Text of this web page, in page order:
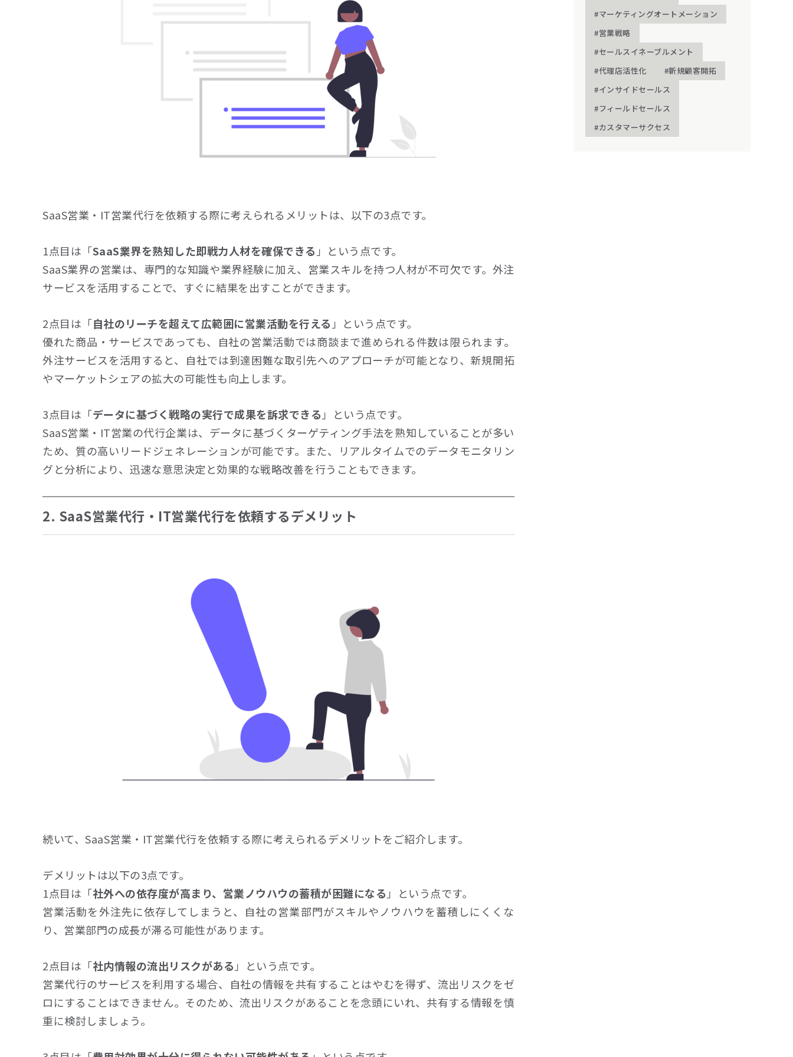
SaaS営業・IT営業代行を依頼する際に考えられるメリットは、以下の3点です。
1点目は「SaaS業界を熟知した即戦力人材を確保できる 」という点です。
SaaS業界の営業は、専門的な知識や業界経験に加え、営業スキルを持つ人材が不可欠です。外注
サービスを活用することで、すぐに結果を出すことができます。
2点目は「自社のリーチを超えて広範囲に営業活動を行える 」という点です。
優れた商品・サービスであっても、自社の営業活動では商談まで進められる件数は限られます。
外注サービスを活用すると、自社では到達困難な取引先へのアプローチが可能となり、新規開拓
やマーケットシェアの拡大の可能性も向上します。
3点目は「データに基づく戦略の実行で成果を訴求できる 」という点です。
SaaS営業・IT営業の代行企業は、データに基づくターゲティング手法を熟知していることが多い
ため、質の高いリードジェネレーションが可能です。また、リアルタイムでのデータモニタリン
グと分析により、迅速な意思決定と効果的な戦略改善を行うこともできます。
2. SaaS営業代行・IT営業代行を依頼するデメリット
続いて、SaaS営業・IT営業代行を依頼する際に考えられるデメリットをご紹介します。
デメリットは以下の3点です。
1点目は「社外への依存度が高まり、営業ノウハウの蓄積が困難になる 」という点です。
営業活動を外注先に依存してしまうと、自社の営業部門がスキルやノウハウを蓄積しにくくな
り、営業部門の成長が滞る可能性があります。
2点目は「社内情報の流出リスクがある 」という点です。
営業代行のサービスを利用する場合、自社の情報を共有することはやむを得ず、流出リスクをゼ
ロにすることはできません。そのため、流出リスクがあることを念頭にいれ、共有する情報を慎
重に検討しましょう。
#マーケティングオートメーション
#営業戦略
#セールスイネーブルメント
#代理店活性化
#新規顧客開拓
#インサイドセールス
#フィールドセールス
#カスタマーサクセス